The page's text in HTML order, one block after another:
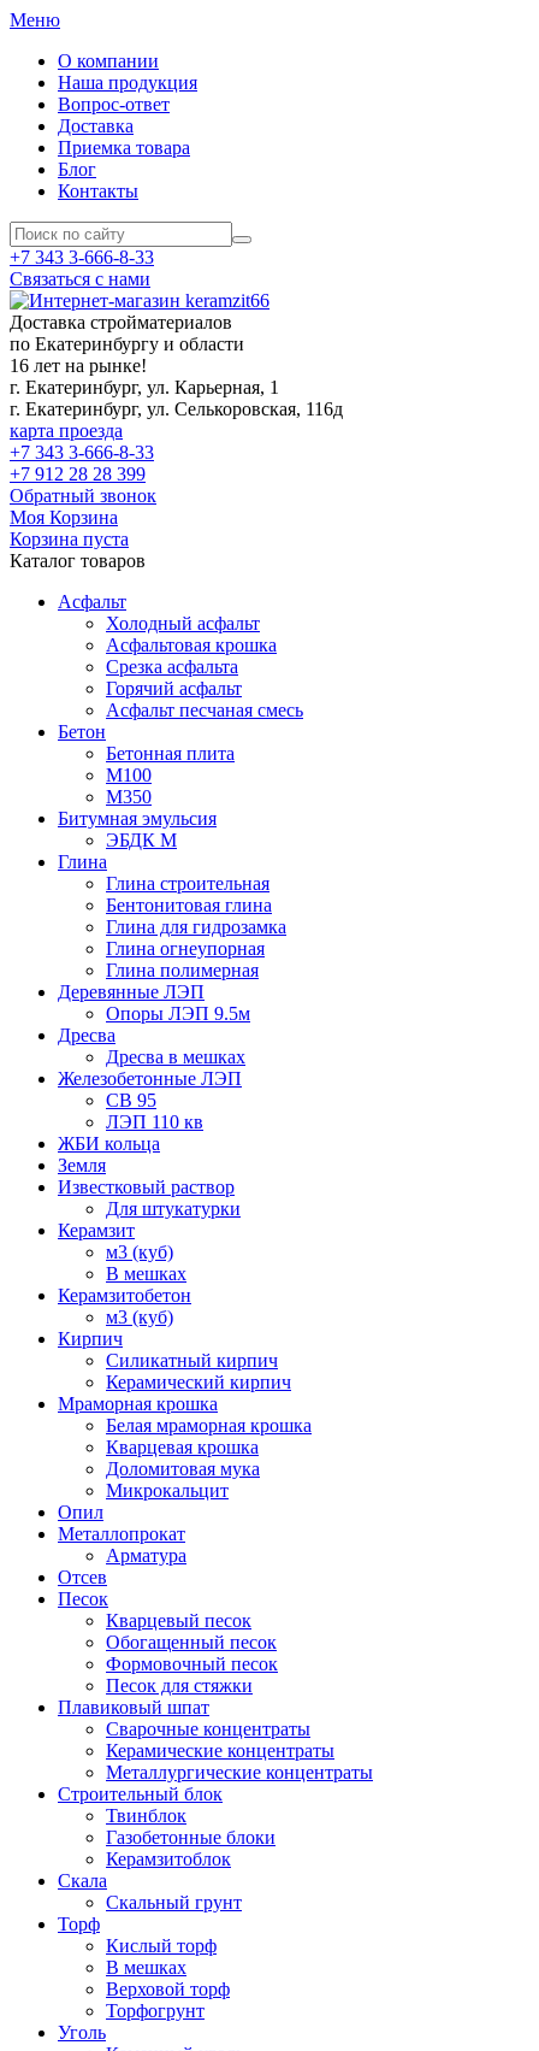
Меню
О компании
Наша продукция
Вопрос-ответ
Доставка
Приемка товара
Блог
Контакты
+7 343 3-666-8-33
Связаться с нами
Доставка стройматериалов
по Екатеринбургу и области
16 лет на рынке!
г. Екатеринбург, ул. Карьерная, 1
г. Екатеринбург, ул. Селькоровская, 116д
карта проезда
+7 343 3-666-8-33
+7 912 28 28 399
Обратный звонок
Моя Корзина
Корзина пуста
Каталог товаров
Асфальт
Холодный асфальт
Асфальтовая крошка
Срезка асфальта
Горячий асфальт
Асфальт песчаная смесь
Бетон
Бетонная плита
М100
М350
Битумная эмульсия
ЭБДК М
Глина
Глина строительная
Бентонитовая глина
Глина для гидрозамка
Глина огнеупорная
Глина полимерная
Деревянные ЛЭП
Опоры ЛЭП 9.5м
Дресва
Дресва в мешках
Железобетонные ЛЭП
СВ 95
ЛЭП 110 кв
ЖБИ кольца
Земля
Известковый раствор
Для штукатурки
Керамзит
м3 (куб)
В мешках
Керамзитобетон
м3 (куб)
Кирпич
Силикатный кирпич
Керамический кирпич
Мраморная крошка
Белая мраморная крошка
Кварцевая крошка
Доломитовая мука
Микрокальцит
Опил
Металлопрокат
Арматура
Отсев
Песок
Кварцевый песок
Обогащенный песок
Формовочный песок
Песок для стяжки
Плавиковый шпат
Сварочные концентраты
Керамические концентраты
Металлургические концентраты
Строительный блок
Твинблок
Газобетонные блоки
Керамзитоблок
Скала
Скальный грунт
Торф
Кислый торф
В мешках
Верховой торф
Торфогрунт
Уголь